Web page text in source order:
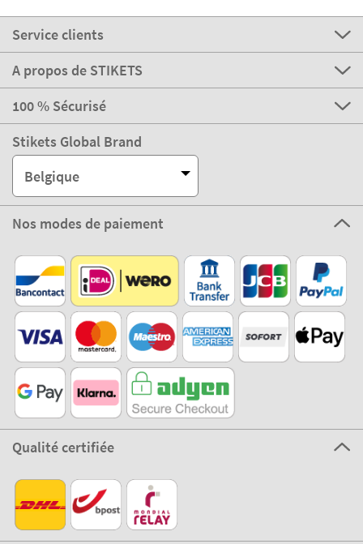
Service clients
A propos de STIKETS
100 % Sécurisé
Stikets Global Brand
Belgique
Nos modes de paiement
Qualité certifiée